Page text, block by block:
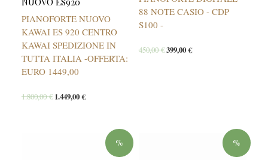
PIANOFORTE NUOVO
KAWAI ES 920 CENTRO
KAWAI SPEDIZIONE IN
TUTTA ITALIA -OFFERTA:
EURO 1449,00
1.800,00€ 1.449,00€
88 NOTE CASIO - CDP
S100 -
450,00€399,00€
% %